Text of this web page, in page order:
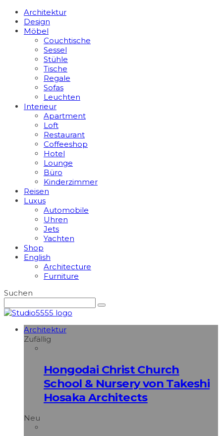
Architektur
Design
Möbel
Couchtische
Sessel
Stühle
Tische
Regale
Sofas
Leuchten
Interieur
Apart­ment
Loft
Restaurant
Coffeeshop
Hotel
Lounge
Büro
Kinderzimmer
Reisen
Luxus
Automobile
Uhren
Jets
Yachten
Shop
English
Architecture
Furniture
Suchen
Architektur
Zufällig
Hongodai Christ Church
School & Nursery von Takeshi
Hosaka Architects
Neu